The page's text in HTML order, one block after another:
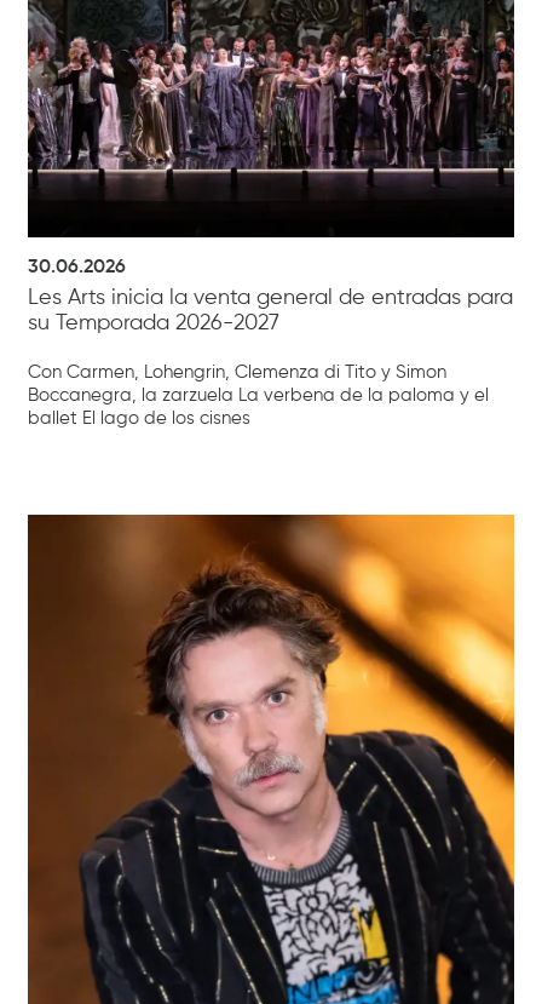
30.06.2026
Les Arts inicia la venta general de entradas para
su Temporada 2026-2027
Con Carmen, Lohengrin, Clemenza di Tito y Simon
Boccanegra, la zarzuela La verbena de la paloma y el
ballet El lago de los cisnes